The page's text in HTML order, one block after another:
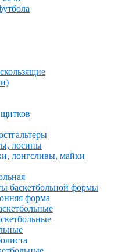
лосины
лонгсливы, майки
баскетбольной формы
форма